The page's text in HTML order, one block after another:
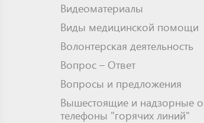
Видеоматериалы
Виды медицинской помощи
Волонтерская деятельность
Вопрос – Ответ
Вопросы и предложения
Вышестоящие и надзорные
телефоны "горячих линий"